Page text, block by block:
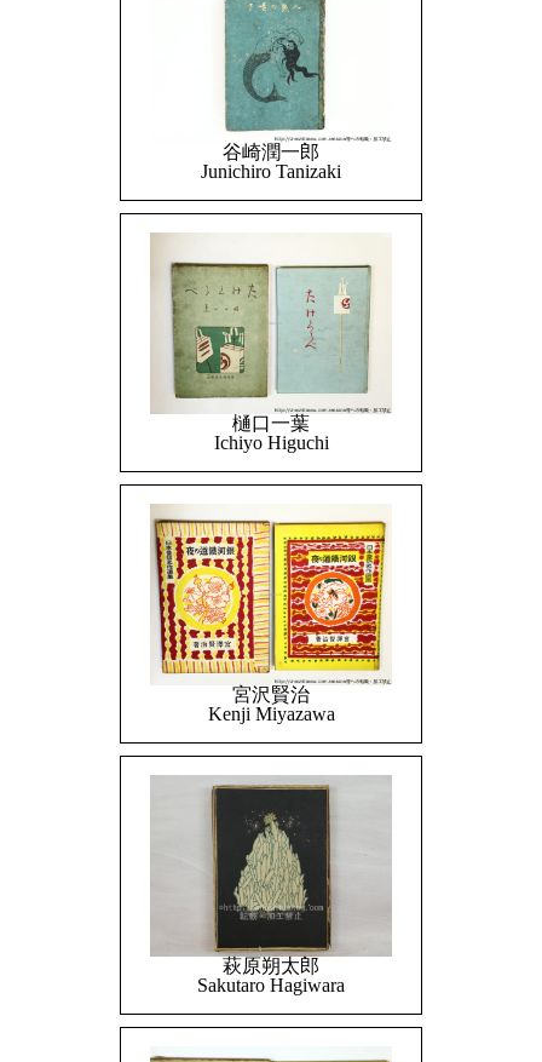
谷崎潤一郎
Junichiro Tanizaki
樋口一葉
Ichiyo Higuchi
宮沢賢治
Kenji Miyazawa
萩原朔太郎
Sakutaro Hagiwara